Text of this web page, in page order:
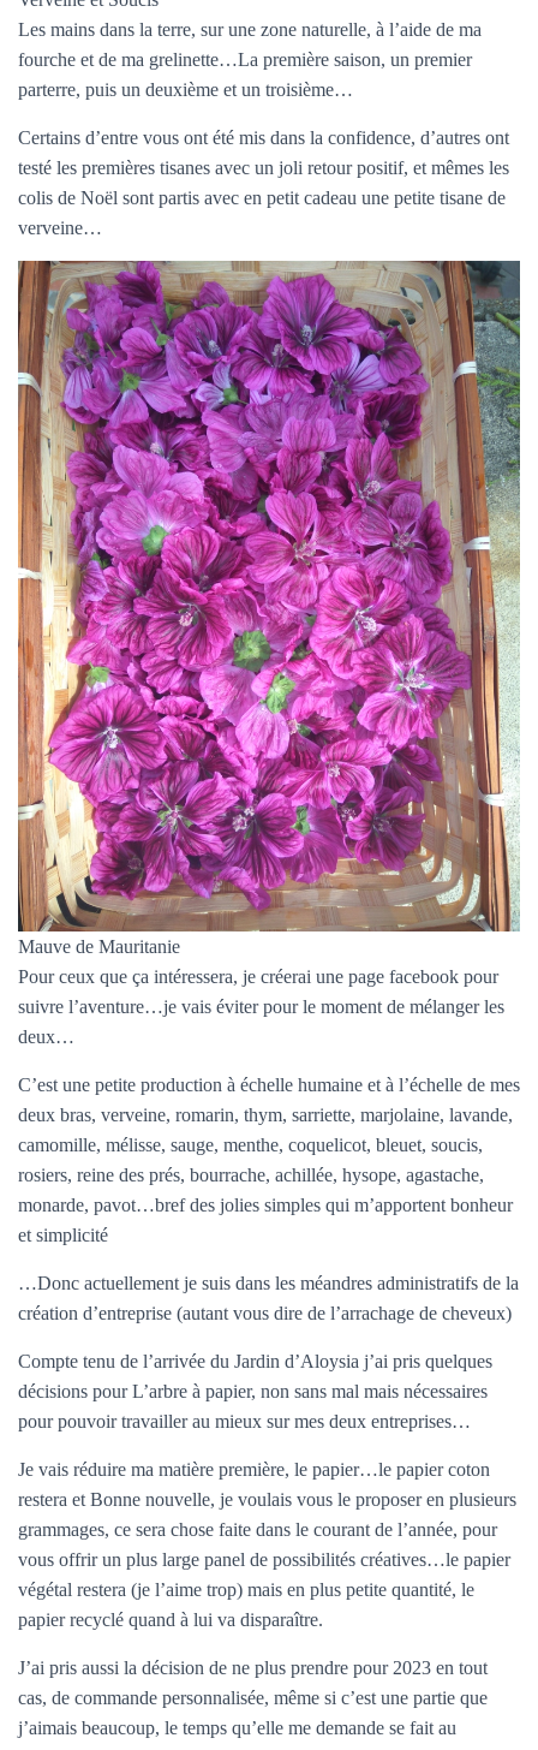
Les mains dans la terre, sur une zone naturelle, à l’aide de ma
fourche et de ma grelinette…La première saison, un premier
parterre, puis un deuxième et un troisième…
Certains d’entre vous ont été mis dans la confidence, d’autres ont
testé les premières tisanes avec un joli retour positif, et mêmes les
colis de Noël sont partis avec en petit cadeau une petite tisane de
verveine…
Mauve de Mauritanie
Pour ceux que ça intéressera, je créerai une page facebook pour
suivre l’aventure…je vais éviter pour le moment de mélanger les
deux…
C’est une petite production à échelle humaine et à l’échelle de mes
deux bras, verveine, romarin, thym, sarriette, marjolaine, lavande,
camomille, mélisse, sauge, menthe, coquelicot, bleuet, soucis,
rosiers, reine des prés, bourrache, achillée, hysope, agastache,
monarde, pavot…bref des jolies simples qui m’apportent bonheur
et simplicité
…Donc actuellement je suis dans les méandres administratifs de la
création d’entreprise (autant vous dire de l’arrachage de cheveux)
Compte tenu de l’arrivée du Jardin d’Aloysia j’ai pris quelques
décisions pour L’arbre à papier, non sans mal mais nécessaires
pour pouvoir travailler au mieux sur mes deux entreprises…
Je vais réduire ma matière première, le papier…le papier coton
restera et Bonne nouvelle, je voulais vous le proposer en plusieurs
grammages, ce sera chose faite dans le courant de l’année, pour
vous offrir un plus large panel de possibilités créatives…le papier
végétal restera (je l’aime trop) mais en plus petite quantité, le
papier recyclé quand à lui va disparaître.
J’ai pris aussi la décision de ne plus prendre pour 2023 en tout
cas, de commande personnalisée, même si c’est une partie que
j’aimais beaucoup, le temps qu’elle me demande se fait au